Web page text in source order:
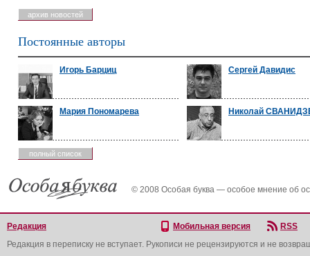
архив новостей
Постоянные авторы
Игорь Барциц Сергей Давидис
Мария Пономарева Николай
полный список
© 2008 Особая буква — особое мнение об
Редакция Мобильная версия
RSS
Редакция в переписку не вступает. Рукописи не рецензируются и не